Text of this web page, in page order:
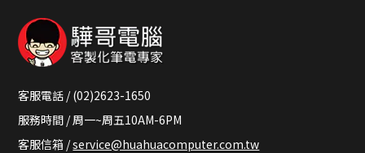
客服電話 / (02)2623-1650
服務時間 / 周一~周五10AM-6PM
客服信箱 /service@huahuacomputer.com.tw